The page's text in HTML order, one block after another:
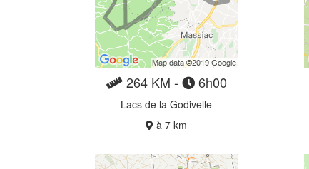
264 KM - 6h00
Lacs de la Godivelle
à 7 km